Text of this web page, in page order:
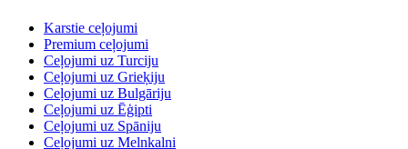
Karstie ceļojumi
Premium ceļojumi
Ceļojumi uz Turciju
Ceļojumi uz Grieķiju
Ceļojumi uz Bulgāriju
Ceļojumi uz Ēģipti
Ceļojumi uz Spāniju
Ceļojumi uz Melnkalni